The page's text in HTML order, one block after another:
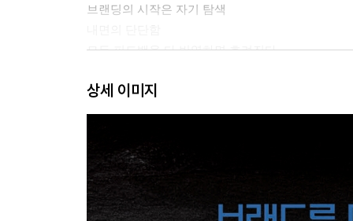
브랜딩의 시작은 자기 탐색
모든 피드백을 다 반영하면 흐려진다
CHAPTER 2 사고: 생각이 브랜드를 만든다
의미를 찾는 질문
‘이야기’로 기억되고, ‘감정’으로 소비된다
이미 가진 것을 다시 보게 만드는 힘
보이지 않는 가치는 더욱 분명해야 한다
상세 이미지